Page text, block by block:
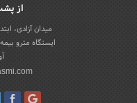
از
میدان آزادی،
ایستگاه مترو